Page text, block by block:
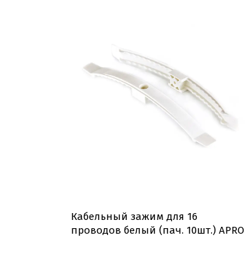
Кабельный зажим для 16
проводов белый (пач. 10шт.) APRO